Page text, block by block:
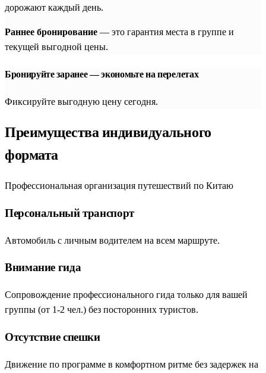
дорожают каждый день.
Раннее бронирование — это гарантия места в группе и
текущей выгодной цены.
Бронируйте заранее — экономьте на перелетах
Фиксируйте выгодную цену сегодня.
Преимущества индивидуального
формата
Профессиональная организация путешествий по Китаю
Персональный транспорт
Автомобиль с личным водителем на всем маршруте.
Внимание гида
Сопровождение профессионального гида только для вашей
группы (от 1-2 чел.) без посторонних туристов.
Отсутствие спешки
Движение по программе в комфортном ритме без задержек на